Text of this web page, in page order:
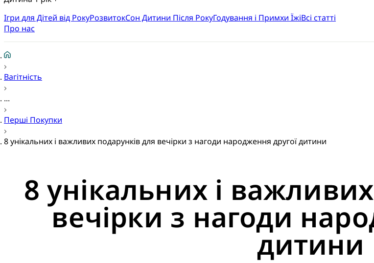
Ігри для Дітей від РокуРозвитокCон Дитини Після РокуГодування і Примхи ЇжіВсі статті
Про нас
Вагітність
...
Перші Покупки
8 унікальних і важливих подарунків для вечірки з нагоди народження другої дитини
8 унікальних і
вечірки з нагоди
дитини